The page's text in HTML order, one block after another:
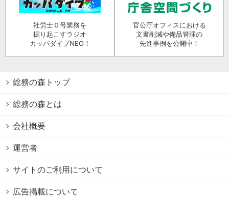
社労士０号業務を
掘り起こすラジオ
カッパダイブNEO！
官公庁オフィスにおける
文書削減や備品管理の
先進事例を公開中！
総務の森トップ
総務の森とは
会社概要
運営者
サイトのご利用について
広告掲載について